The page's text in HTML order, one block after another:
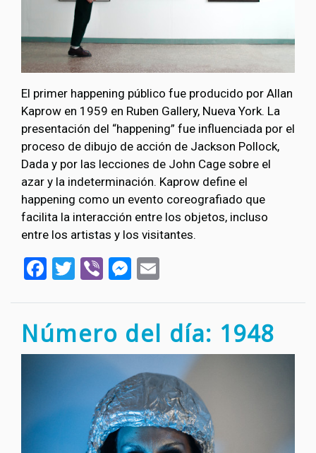
El primer happening público fue producido por Allan
Kaprow en 1959 en Ruben Gallery, Nueva York. La
presentación del “happening” fue influenciada por el
proceso de dibujo de acción de Jackson Pollock,
Dada y por las lecciones de John Cage sobre el
azar y la indeterminación. Kaprow define el
happening como un evento coreografiado que
facilita la interacción entre los objetos, incluso
entre los artistas y los visitantes.
Facebook
Twitter
ViberMessenger
Número del día: 1948